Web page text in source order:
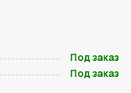
Под заказ
Под заказ